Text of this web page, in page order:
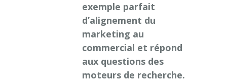
exemple parfait
d’alignement du
marketing au
commercial et répond
aux questions des
moteurs de recherche.